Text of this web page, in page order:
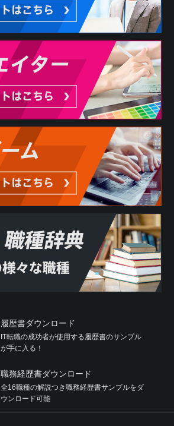
履歴書ダウンロード
IT転職の成功者が使用する履歴書のサンプル
が手に入る！
職務経歴書ダウンロード
全16職種の解説つき職務経歴書サンプルをダ
ウンロード可能